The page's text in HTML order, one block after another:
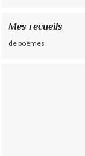
Mes recueils
de poèmes